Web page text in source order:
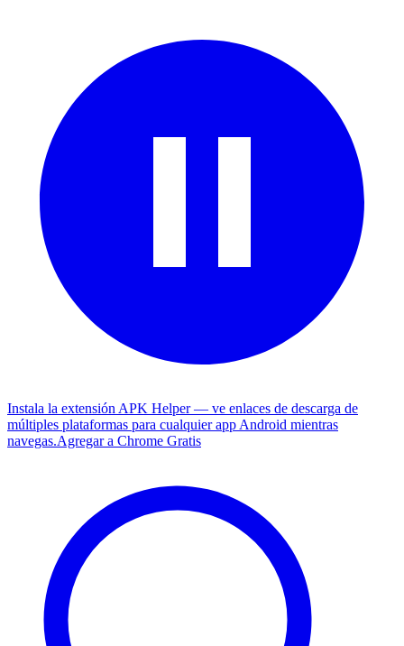
Instala la extensión APK Helper — ve enlaces de descarga de
múltiples plataformas para cualquier app Android mientras
navegas.Agregar a Chrome Gratis